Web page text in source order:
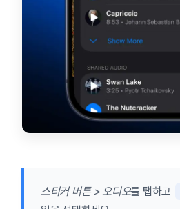
스티커 버튼 > 오디오를 탭하고